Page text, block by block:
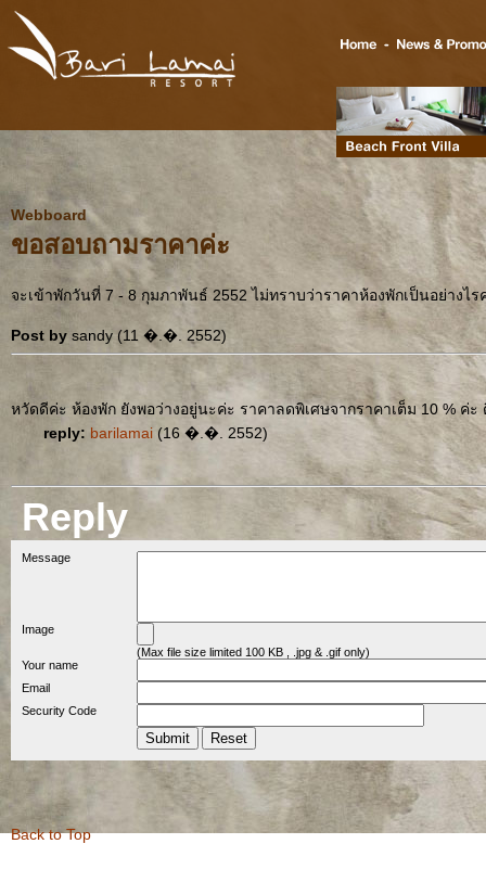
Webboard
ขอสอบถามราคาค่ะ
จะเข้าพักวันที่ 7 - 8 กุมภาพันธ์ 2552 ไม่ทราบว่าราคาห้องพักเป็นอย่างไร
Post by sandy (11 �.�. 2552)
หวัดดีค่ะ ห้องพัก ยังพอว่างอยู่นะค่ะ ราคาลดพิเศษจากราคาเต็ม 10 % ค่
reply: barilamai (16 �.�. 2552)
Reply
Message
Image
(Max file size limited 100 KB , .jpg & .gif only)
Your name
Email
Security Code
Back to Top